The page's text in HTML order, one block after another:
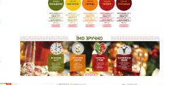
СМОТРЕТЬ...